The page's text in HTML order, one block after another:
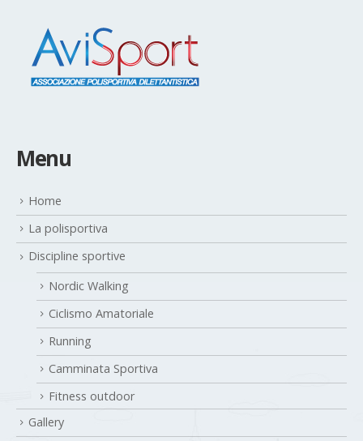
Menu
Home
La polisportiva
Discipline sportive
Nordic Walking
Ciclismo Amatoriale
Running
Camminata Sportiva
Fitness outdoor
Gallery